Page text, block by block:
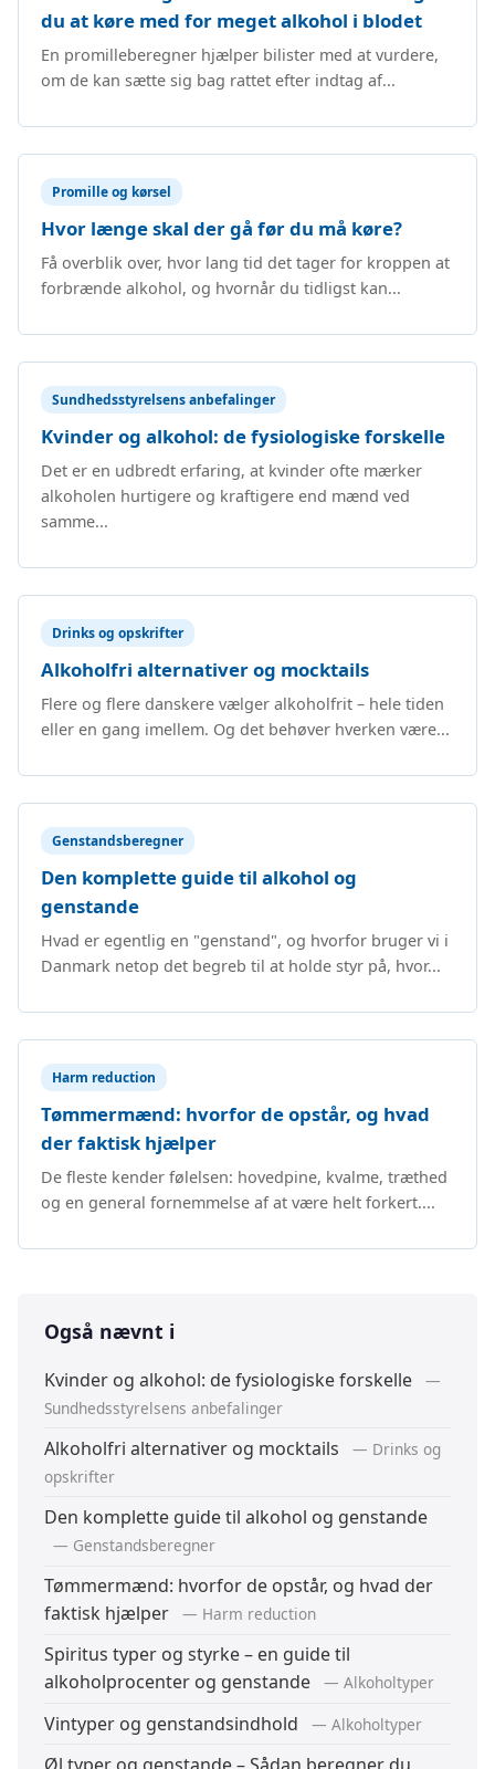
du at køre med for meget alkohol i blodet
En promilleberegner hjælper bilister med at vurdere,
om de kan sætte sig bag rattet efter indtag af...
Promille og kørsel
Hvor længe skal der gå før du må køre?
Få overblik over, hvor lang tid det tager for kroppen at
forbrænde alkohol, og hvornår du tidligst kan...
Sundhedsstyrelsens anbefalinger
Kvinder og alkohol: de fysiologiske forskelle
Det er en udbredt erfaring, at kvinder ofte mærker
alkoholen hurtigere og kraftigere end mænd ved
samme...
Drinks og opskrifter
Alkoholfri alternativer og mocktails
Flere og flere danskere vælger alkoholfrit – hele tiden
eller en gang imellem. Og det behøver hverken være...
Genstandsberegner
Den komplette guide til alkohol og
genstande
Hvad er egentlig en "genstand", og hvorfor bruger vi i
Danmark netop det begreb til at holde styr på, hvor...
Harm reduction
Tømmermænd: hvorfor de opstår, og hvad
der faktisk hjælper
De fleste kender følelsen: hovedpine, kvalme, træthed
og en general fornemmelse af at være helt forkert....
Også nævnt i
Kvinder og alkohol: de fysiologiske forskelle
—
Sundhedsstyrelsens anbefalinger
Alkoholfri alternativer og mocktails
— Drinks og
opskrifter
Den komplette guide til alkohol og genstande
— Genstandsberegner
Tømmermænd: hvorfor de opstår, og hvad der
faktisk hjælper
— Harm reduction
Spiritus typer og styrke – en guide til
alkoholprocenter og genstande
— Alkoholtyper
Vintyper og genstandsindhold — Alkoholtyper